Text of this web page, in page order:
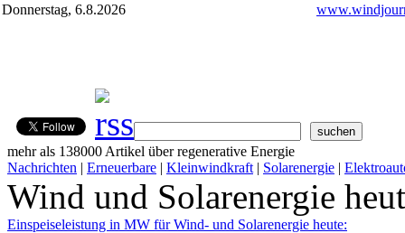
Donnerstag, 6.8.2026
mehr als 138000 Artikel über regenerative Energie
Nachrichten | Erneuerbare | Kleinwindkraft | Solarenergie |
Wind und Solarenergie
Einspeiseleistung in MW für Wind- und Solarenergie heute: